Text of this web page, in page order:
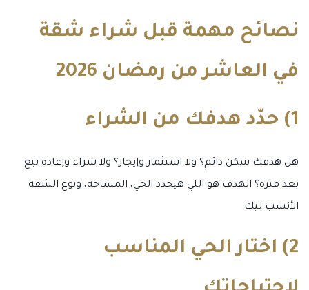
نصائح مهمة قبل شراء شقة
في العاشر من رمضان 2026
1) حدّد هدفك من الشراء
هل هدفك سكن دائم؟ ولا استثمار وإيجار؟ ولا شراء وإعادة بيع
بعد فترة؟ الهدف هو اللي هيحدد الحي، المساحة، ونوع الشقة
الأنسب ليك.
2) اختار الحي المناسب